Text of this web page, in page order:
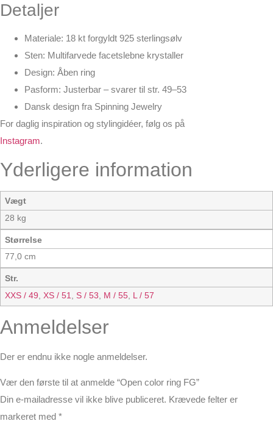
Detaljer
Materiale: 18 kt forgyldt 925 sterlingsølv
Sten: Multifarvede facetslebne krystaller
Design: Åben ring
Pasform: Justerbar – svarer til str. 49–53
Dansk design fra Spinning Jewelry
For daglig inspiration og stylingidéer, følg os på
Instagram.
Yderligere information
Vægt
28 kg
Størrelse
77,0 cm
Str.
XXS / 49
XS / 51 S / 53 M / 55, L / 57
Anmeldelser
Der er endnu ikke nogle anmeldelser.
Vær den første til at anmelde “Open color ring FG”
Din e-mailadresse vil ikke blive publiceret. Krævede felter er
markeret med *